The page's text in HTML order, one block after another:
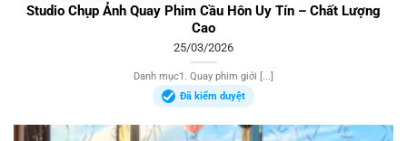
Studio Chụp Ảnh Quay Phim Cầu Hôn Uy Tín – Chất Lượng
Cao
25/03/2026
Danh mục1. Quay phim giới [...]
Đã kiểm duyệt